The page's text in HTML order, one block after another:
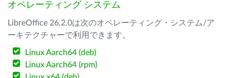
オペレーティング システム
LibreOffice 26.2.0は次のオペレーティング・システム/ア
ーキテクチャーで利用できます。
Linux Aarch64 (deb)
Linux Aarch64 (rpm)